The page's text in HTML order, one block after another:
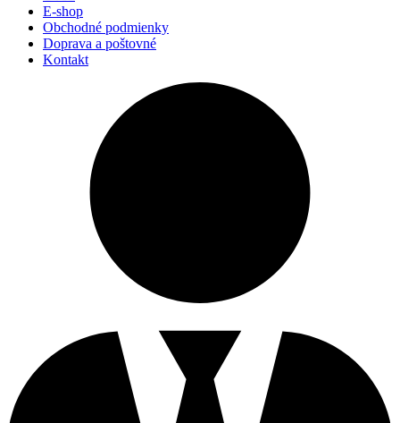
E-shop
Obchodné podmienky
Doprava a poštovné
Kontakt